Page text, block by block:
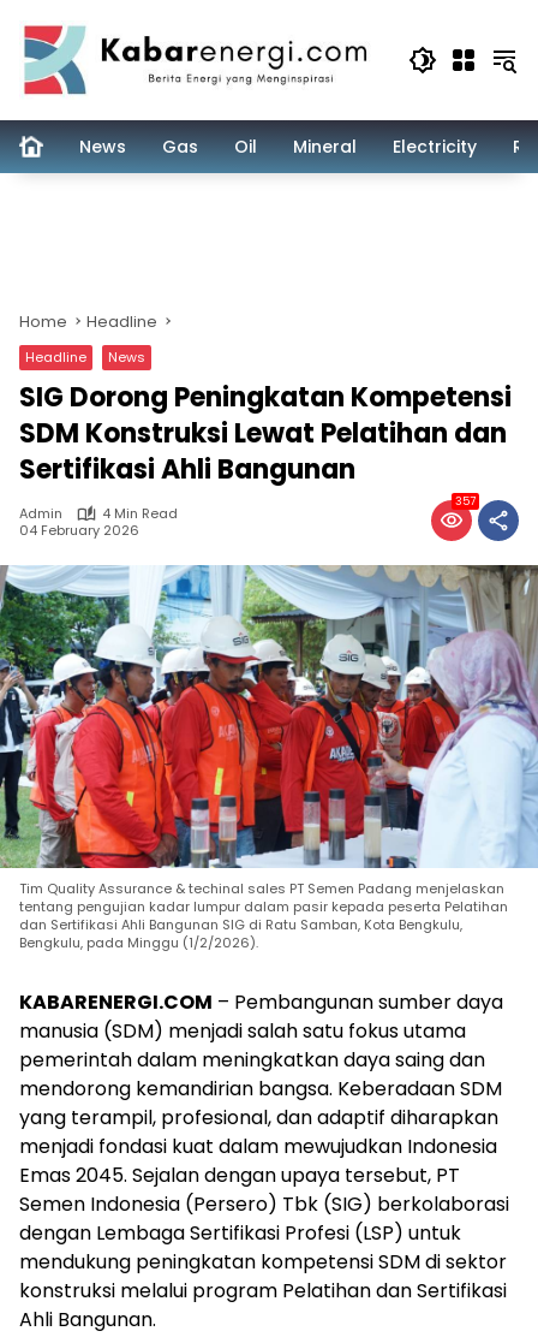
content
News Gas Oil Mineral Electricity
Home Headline
Headline News
SIG Dorong Peningkatan Kompetensi
SDM Konstruksi Lewat Pelatihan dan
Sertifikasi Ahli Bangunan
Admin
4 Min Read
04 February 2026
357
Tim Quality Assurance & techinal sales PT Semen Padang menjelaskan
tentang pengujian kadar lumpur dalam pasir kepada peserta Pelatihan
dan Sertifikasi Ahli Bangunan SIG di Ratu Samban, Kota Bengkulu,
Bengkulu, pada Minggu (1/2/2026).
KABARENERGI.COM – Pembangunan sumber daya
manusia (SDM) menjadi salah satu fokus utama
pemerintah dalam meningkatkan daya saing dan
mendorong kemandirian bangsa. Keberadaan SDM
yang terampil, profesional, dan adaptif diharapkan
menjadi fondasi kuat dalam mewujudkan Indonesia
Emas 2045. Sejalan dengan upaya tersebut, PT
Semen Indonesia (Persero) Tbk (SIG) berkolaborasi
dengan Lembaga Sertifikasi Profesi (LSP) untuk
mendukung peningkatan kompetensi SDM di sektor
konstruksi melalui program Pelatihan dan Sertifikasi
Ahli Bangunan.